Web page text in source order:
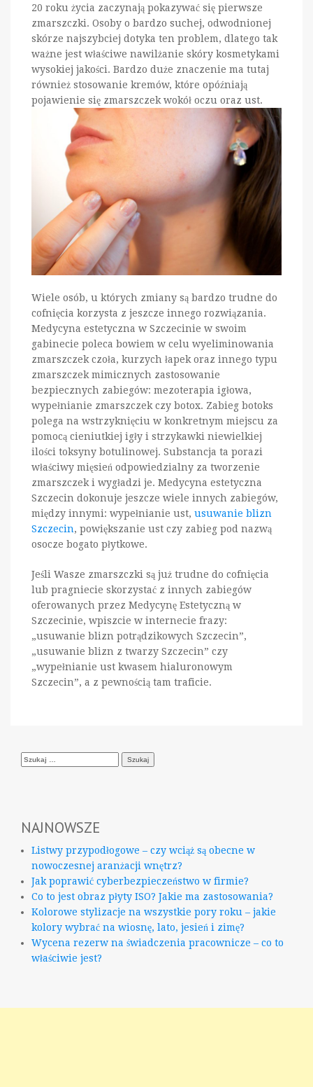
20 roku życia zaczynają pokazywać się pierwsze
zmarszczki. Osoby o bardzo suchej, odwodnionej
skórze najszybciej dotyka ten problem, dlatego tak
ważne jest właściwe nawilżanie skóry kosmetykami
wysokiej jakości. Bardzo duże znaczenie ma tutaj
również stosowanie kremów, które opóźniają
pojawienie się zmarszczek wokół oczu oraz ust.
Wiele osób, u których zmiany są bardzo trudne do
cofnięcia korzysta z jeszcze innego rozwiązania.
Medycyna estetyczna w Szczecinie w swoim
gabinecie poleca bowiem w celu wyeliminowania
zmarszczek czoła, kurzych łapek oraz innego typu
zmarszczek mimicznych zastosowanie
bezpiecznych zabiegów: mezoterapia igłowa,
wypełnianie zmarszczek czy botox. Zabieg botoks
polega na wstrzyknięciu w konkretnym miejscu za
pomocą cieniutkiej igły i strzykawki niewielkiej
ilości toksyny botulinowej. Substancja ta porazi
właściwy mięsień odpowiedzialny za tworzenie
zmarszczek i wygładzi je. Medycyna estetyczna
Szczecin dokonuje jeszcze wiele innych zabiegów,
między innymi: wypełnianie ust, usuwanie blizn
Szczecin, powiększanie ust czy zabieg pod nazwą
osocze bogato płytkowe.
Jeśli Wasze zmarszczki są już trudne do cofnięcia
lub pragniecie skorzystać z innych zabiegów
oferowanych przez Medycynę Estetyczną w
Szczecinie, wpiszcie w internecie frazy:
„usuwanie blizn potrądzikowych Szczecin”,
„usuwanie blizn z twarzy Szczecin” czy
„wypełnianie ust kwasem hialuronowym
Szczecin”, a z pewnością tam traficie.
Szukaj:
NAJNOWSZE
Listwy przypodłogowe – czy wciąż są obecne w
nowoczesnej aranżacji wnętrz?
Jak poprawić cyberbezpieczeństwo w firmie?
Co to jest obraz płyty ISO? Jakie ma zastosowania?
Kolorowe stylizacje na wszystkie pory roku – jakie
kolory wybrać na wiosnę, lato, jesień i zimę?
Wycena rezerw na świadczenia pracownicze – co to
właściwie jest?